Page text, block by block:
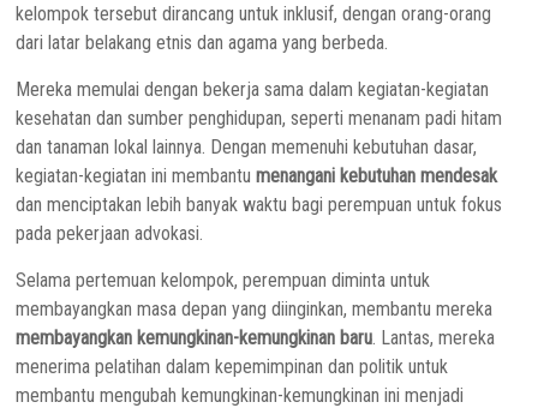
kelompok tersebut dirancang untuk inklusif, dengan orang-orang
dari latar belakang etnis dan agama yang berbeda.
Mereka memulai dengan bekerja sama dalam kegiatan-kegiatan
kesehatan dan sumber penghidupan, seperti menanam padi hitam
dan tanaman lokal lainnya. Dengan memenuhi kebutuhan dasar,
kegiatan-kegiatan ini membantumenangani kebutuhan mendesak
dan menciptakan lebih banyak waktu bagi perempuan untuk fokus
pada pekerjaan advokasi.
Selama pertemuan kelompok, perempuan diminta untuk
membayangkan masa depan yang diinginkan, membantu mereka
membayangkan kemungkinan-kemungkinan baru . Lantas, mereka
menerima pelatihan dalam kepemimpinan dan politik untuk
membantu mengubah kemungkinan-kemungkinan ini menjadi